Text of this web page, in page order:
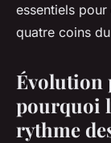
essentiels
quatre coins
Évolution
pourquoi
rythme